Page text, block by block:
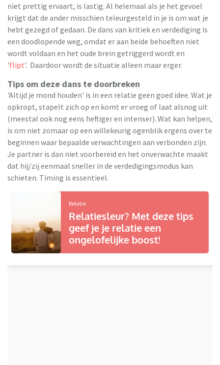
niet prettig ervaart, is lastig. Al helemaal als je het gevoel
krijgt dat de ander misschien teleurgesteld in je is om wat je
hebt gezegd of gedaan. De dans van kritiek en verdediging is
een doodlopende weg, omdat er aan beide behoeften niet
wordt voldaan en het oude brein getriggerd wordt en
'flipt'. Daardoor wordt de situatie alleen maar erger.
Tips om deze dans te doorbreken
'Altijd je mond houden' is in een relatie geen goed idee. Wat je
opkropt, stapelt zich op en komt er vroeg of laat alsnog uit
(meestal ook nog eens heftiger en intenser). Wat kan helpen,
is om niet zomaar op een willekeurig ogenblik ergens over te
beginnen waar bepaalde verwachtingen aan verbonden zijn.
Je partner is dan niet voorbereid en het onverwachte maakt
dat hij/zij eenmaal sneller in de verdedigingsmodus kan
schieten. Timing is essentieel.
Relatie
Relatiesleur? Met deze tips
geef je je relatie een
ongelofelijke boost!